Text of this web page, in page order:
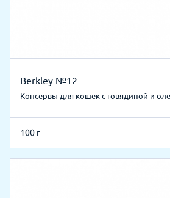
Berkley №12
Консервы для кошек с говядиной и
100 г